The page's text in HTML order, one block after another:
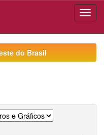
do Brasil